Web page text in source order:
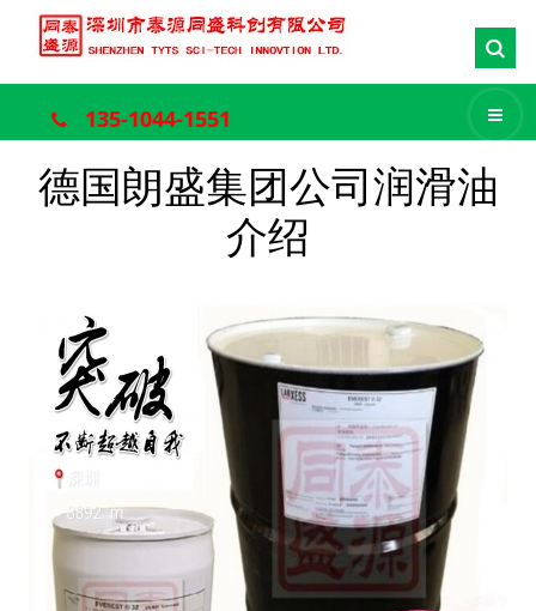
135-1044-1551
德国朗盛集团公司润滑油
介绍